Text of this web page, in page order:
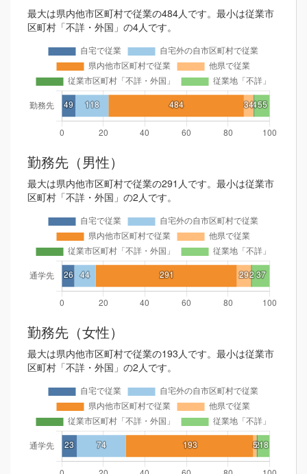
最大は県内他市区町村で従業の484人です。最小は従業市
区町村「不詳・外国」の4人です。
勤務先（男性）
最大は県内他市区町村で従業の291人です。最小は従業市
区町村「不詳・外国」の2人です。
勤務先（女性）
最大は県内他市区町村で従業の193人です。最小は従業市
区町村「不詳・外国」の2人です。